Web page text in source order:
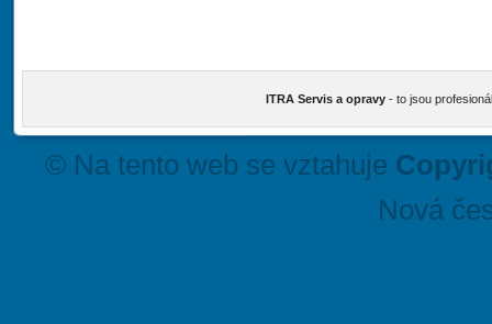
ITRA Servis a opravy- to jsou
© Na tento web se vztahuje
Nová